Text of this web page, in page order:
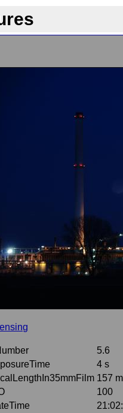
5.6
4 s
157
100